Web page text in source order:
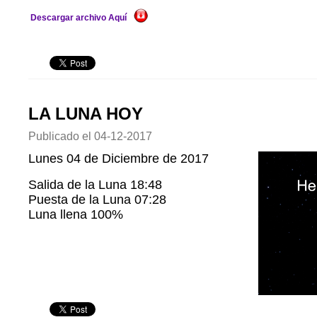
Descargar archivo Aquí
LA LUNA HOY
Publicado el 04-12-2017
Lunes 04 de Diciembre de 2017
Salida de la Luna 18:48
Puesta de la Luna 07:28
Luna llena 100%